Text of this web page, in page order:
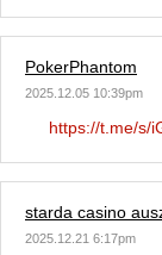
PokerPhantom
2025.12.05 10:39pm
https://t.me/s/
starda casino
2025.12.21 6:17pm